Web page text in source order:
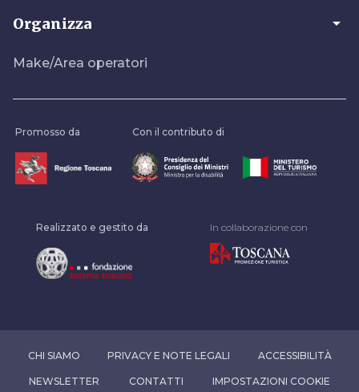
Organizza arrow_drop_down
Make/Area operatori
Promosso da Con il contributo di
Realizzato e gestito da In collaborazione con
CHI SIAMO PRIVACY E NOTE LEGALI ACCESSIBILITÀ
NEWSLETTER CONTATTI IMPOSTAZIONI COOKIE